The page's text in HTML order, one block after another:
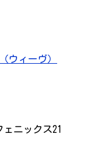
ウィーヴ）
ニックス21